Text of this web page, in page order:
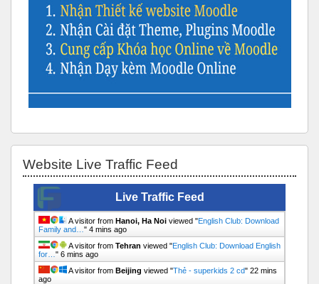
Website Live Traffic Feed
Live Traffic Feed
A visitor from Hanoi, Ha Noi viewed "English Club: Download
Family and… " 4 mins ago
A visitor from Tehran viewed "English Club: Download English
for… " 6 mins ago
A visitor from Beijing viewed "Thẻ - superkids 2 cd" 22 mins
ago